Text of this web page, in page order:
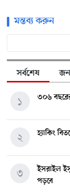
মন্তব্য করুন
সর্বশেষ
৩০৬
১
হ্যাকিং
২
ইসরাইল
পড়বে
৩